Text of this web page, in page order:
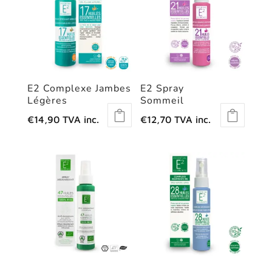
E2 Complexe Jambes
Légères
€14,90 TVA inc.
E2 Spray
Sommeil
€12,70 TVA inc.